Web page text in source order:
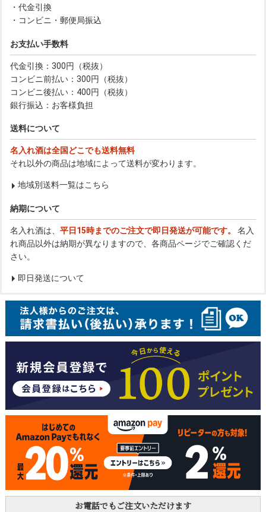
・代金引換
・コンビニ・郵便局振込
お支払い手数料
代金引換：300円（税抜）
コンビニ前払い：300円（税抜）
コンビニ後払い：400円（税抜）
銀行振込：お客様負担
送料について
名入れ酒は全国どこでも送料無料
それ以外の商品は地域によって送料が変わります。
地域別送料一覧はこちら
納期について
名入れ酒は、 平日15時までのご注文で即日発送が可能です。
名入
れ商品以外は納期が異なりますので、各商品ページでご確認くだ
さい。
即日発送について
お電話でもご注文いただけます